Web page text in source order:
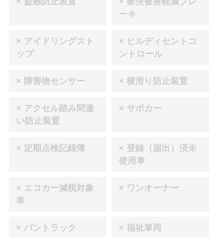
ーキ
× アイドリングスト
ップ
× ヒルディセントコ
ントロール
× 障害物センサー × 横滑り防止装置
× アクセル踏み間違
い防止装置
× サポカー
× 定期点検記録簿
× 登録（届出）済未
使用車
× エコカー減税対象
車
× ワンオーナー
× バントラック × 福祉車両